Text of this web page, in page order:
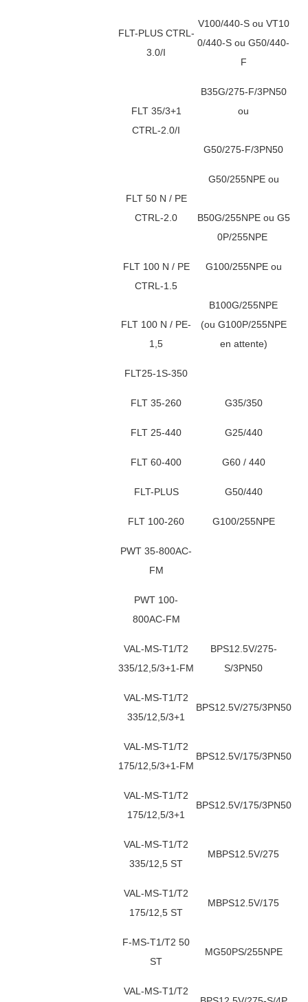
FLT-PLUS CTRL-
3.0/I
V100/440-S ou VT10
0/440-S ou G50/440-
F
FLT 35/3+1
CTRL-2.0/I
B35G/275-F/3PN50
ou
G50/275-F/3PN50
FLT 50 N / PE
CTRL-2.0
G50/255NPE ou
B50G/255NPE ou G5
0P/255NPE
FLT 100 N / PE
CTRL-1.5
FLT 100 N / PE-
1,5
G100/255NPE ou
B100G/255NPE
(ou G100P/255NPE
en attente)
FLT25-1S-350
FLT 35-260 G35/350
FLT 25-440 G25/440
FLT 60-400 G60 / 440
FLT-PLUS G50/440
FLT 100-260 G100/255NPE
PWT 35-800AC-
FM
PWT 100-
800AC-FM
VAL-MS-T1/T2
335/12,5/3+1-FM
BPS12.5V/275-
S/3PN50
VAL-MS-T1/T2
335/12,5/3+1
BPS12.5V/275/3PN50
VAL-MS-T1/T2
175/12,5/3+1-FM
BPS12.5V/175/3PN50
VAL-MS-T1/T2
175/12,5/3+1
BPS12.5V/175/3PN50
VAL-MS-T1/T2
335/12,5 ST
MBPS12.5V/275
VAL-MS-T1/T2
175/12,5 ST
MBPS12.5V/175
F-MS-T1/T2 50
ST
MG50PS/255NPE
VAL-MS-T1/T2